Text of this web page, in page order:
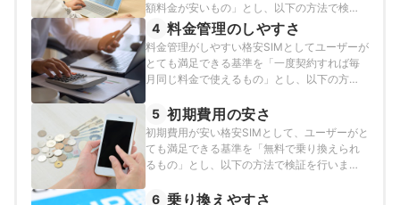
額料金が安いもの」とし、以下の方法で検証
を行いました。なお、デフォルトで表示され
る「おすすめ順」のランキングは、最も利用
者が多いとされている3GB使えるプランの料
金で作成しています。2026年7月2日時点の情
報をもとに検証を行っています。
4 料金管理のしやすさ
料金管理がしやすい格安SIMとしてユーザーが
とても満足できる基準を「一度契約すれば毎
月同じ料金で使えるもの」とし、以下の方法
5 初期費用の安さ
初期費用が安い格安SIMとして、ユーザーがと
ても満足できる基準を「無料で乗り換えられ
るもの」とし、以下の方法で検証を行いまし
ぞれのサービスでNo.1表示をしています。
6 乗り換えやすさ